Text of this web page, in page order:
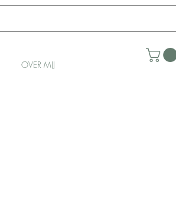
OVER MIJ